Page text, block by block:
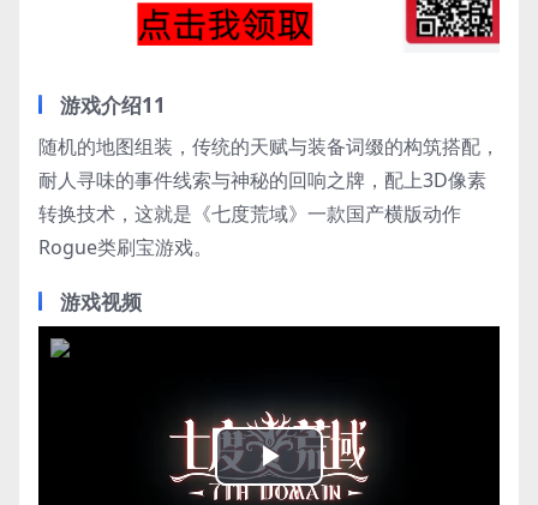
游戏介绍11
随机的地图组装，传统的天赋与装备词缀的构筑搭配，
耐人寻味的事件线索与神秘的回响之牌，配上3D像素
转换技术，这就是《七度荒域》一款国产横版动作
Rogue类刷宝游戏。
游戏视频
Play